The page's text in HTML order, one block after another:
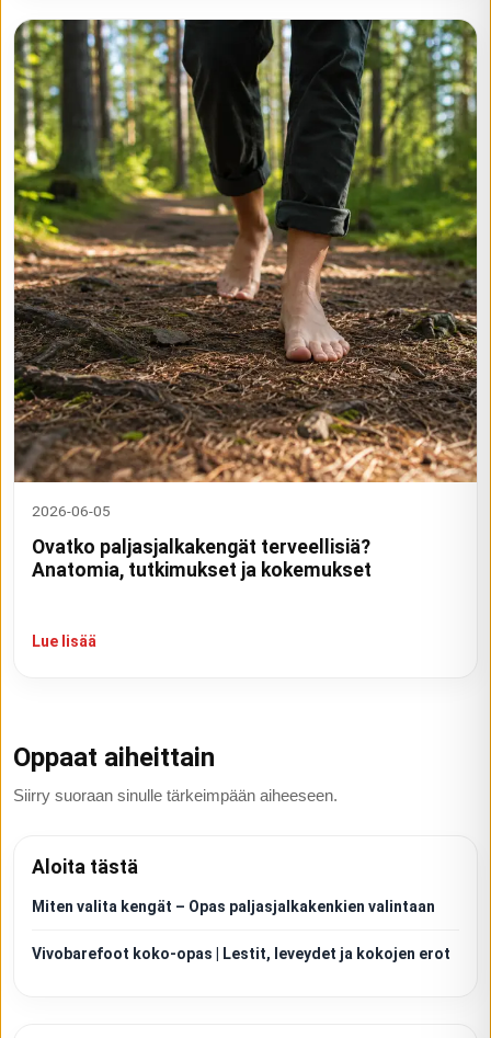
2026-06-05
Ovatko paljasjalkakengät terveellisiä?
Anatomia, tutkimukset ja kokemukset
Lue lisää
Oppaat aiheittain
Siirry suoraan sinulle tärkeimpään aiheeseen.
Aloita tästä
Miten valita kengät – Opas paljasjalkakenkien valintaan
Vivobarefoot koko-opas | Lestit, leveydet ja kokojen erot